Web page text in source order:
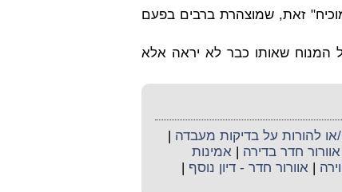
זאת, שמוצהרת ברבים בפעם
המנוח שאותו כבר לא יראה אלא
להורות על בדיקות מעבדה |
אוורור חדר בדירה | אמינות
| אוורור חדר - דיון נוסף |